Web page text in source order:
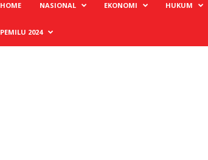
HOME NASIONAL EKONOMI HUKUM
PEMILU 2024